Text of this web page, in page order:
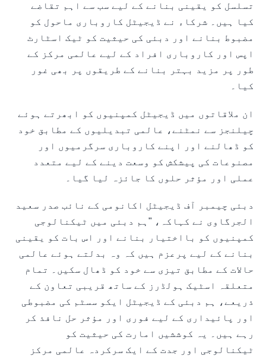
تسلسل کو یقینی بنانے کے لیے سب سے اہم تقاضے
کیا ہیں۔ شرکاء نے ڈیجیٹل کاروباری ماحول کو
مضبوط بنانے اور دبئی کی حیثیت کو ٹیک اسٹارٹ
اپس اور کاروباری افراد کے لیے عالمی مرکز کے
طور پر مزید بہتر بنانے کے طریقوں پر بھی غور
کیا۔
ان ملاقاتوں میں ڈیجیٹل کمپنیوں کو ابھرتے ہوئے
چیلنجز سے نمٹنے، عالمی تبدیلیوں کے مطابق خود
کو ڈھالنے اور اپنے کاروباری سرگرمیوں اور
مصنوعات کی پیشکش کو وسعت دینے کے لیے متعدد
عملی اور مؤثر حلوں کا جائزہ لیا گیا۔
دبئی چیمبر آف ڈیجیٹل اکانومی کے نائب صدر سعید
الجرگاوی نے کہاکہ، "ہم دبئی میں ٹیکنالوجی
کمپنیوں کو بااختیار بنانے اور اس بات کو یقینی
بنانے کے لیے پرعزم ہیں کہ وہ بدلتے ہوئے عالمی
حالات کے مطابق تیزی سے خود کو ڈھال سکیں۔ تمام
متعلقہ اسٹیک ہولڈرز کے ساتھ قریبی تعاون کے
ذریعے، ہم دبئی کے ڈیجیٹل ایکو سسٹم کی مضبوطی
اور پائیداری کے لیے فوری اور مؤثر حل نافذ کر
رہے ہیں۔ یہ کوششیں امارت کی حیثیت کو
ٹیکنالوجی اور جدت کے ایک سرکردہ عالمی مرکز